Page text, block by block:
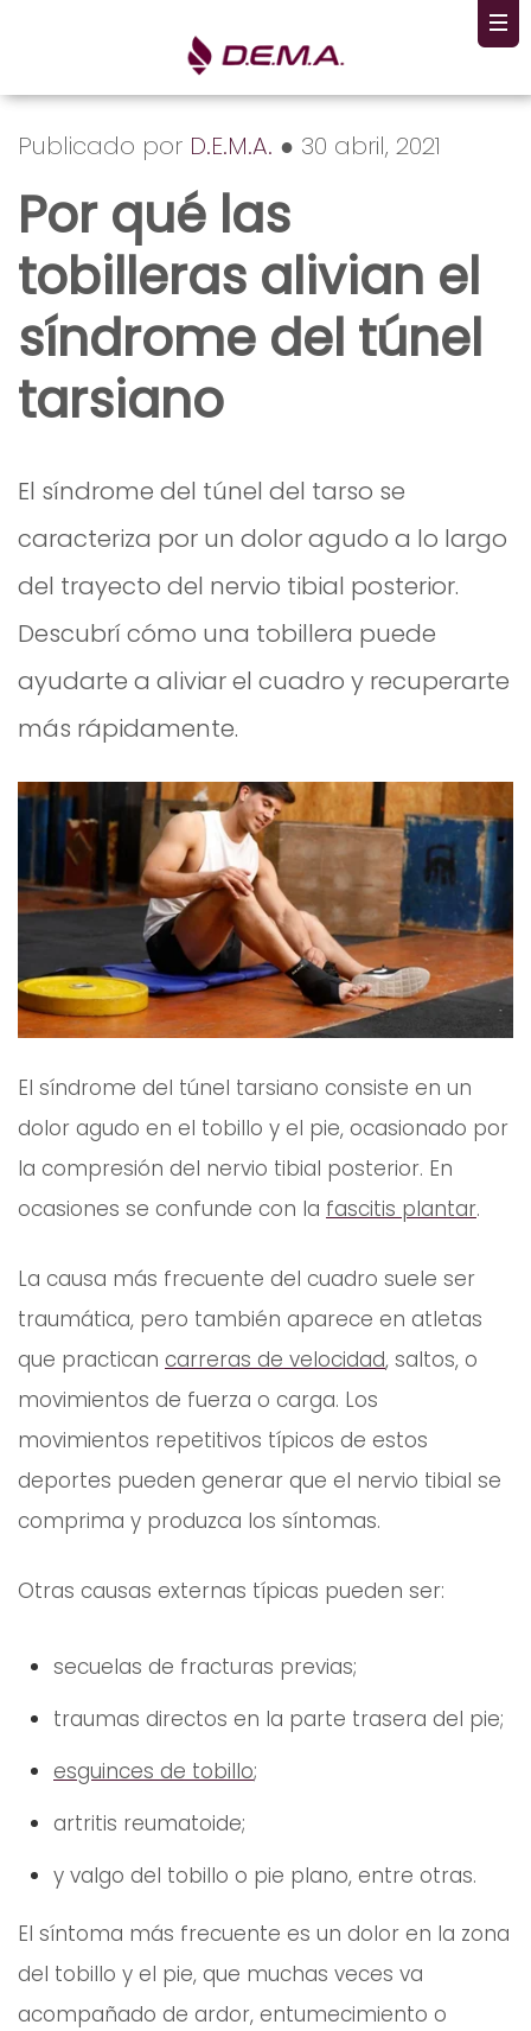
Publicado por D.E.M.A. ● 30 abril, 2021
Por qué las
tobilleras alivian el
síndrome del túnel
tarsiano
El síndrome del túnel del tarso se
caracteriza por un dolor agudo a lo largo
del trayecto del nervio tibial posterior.
Descubrí cómo una tobillera puede
ayudarte a aliviar el cuadro y recuperarte
más rápidamente.
El síndrome del túnel tarsiano consiste en un
dolor agudo en el tobillo y el pie, ocasionado por
la compresión del nervio tibial posterior. En
ocasiones se confunde con la fascitis plantar.
La causa más frecuente del cuadro suele ser
traumática, pero también aparece en atletas
que practican carreras de velocidad, saltos, o
movimientos de fuerza o carga. Los
movimientos repetitivos típicos de estos
deportes pueden generar que el nervio tibial se
comprima y produzca los síntomas.
Otras causas externas típicas pueden ser:
secuelas de fracturas previas;
traumas directos en la parte trasera del pie;
esguinces de tobillo;
artritis reumatoide;
y valgo del tobillo o pie plano, entre otras.
El síntoma más frecuente es un dolor en la zona
del tobillo y el pie, que muchas veces va
acompañado de ardor, entumecimiento o